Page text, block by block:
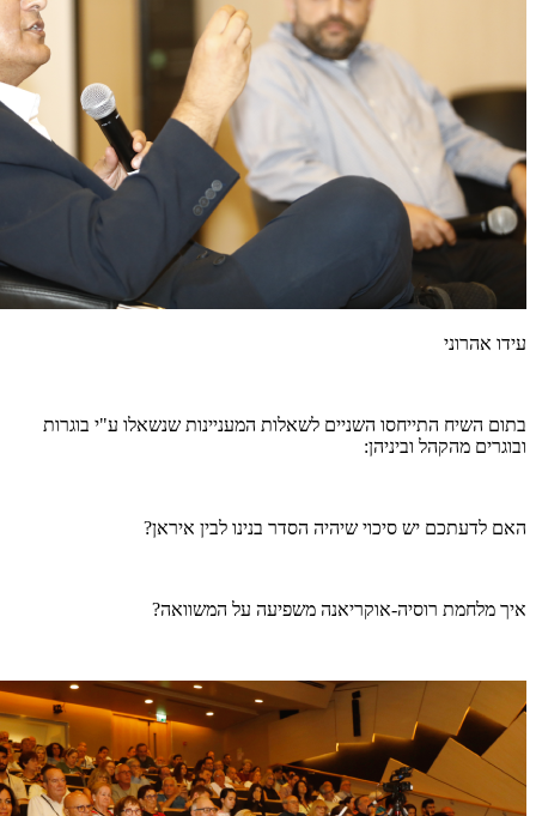
עידו אהרוני
בתום השיח התייחסו השניים לשאלות המעניינות שנשאלו ע"י בוגרות
ובוגרים מהקהל וביניהן:
האם לדעתכם יש סיכוי שיהיה הסדר בנינו לבין איראן?
איך מלחמת רוסיה-אוקריאנה משפיעה על המשוואה?